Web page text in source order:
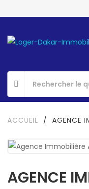
ACCUEIL / AGENCE
AGENCE